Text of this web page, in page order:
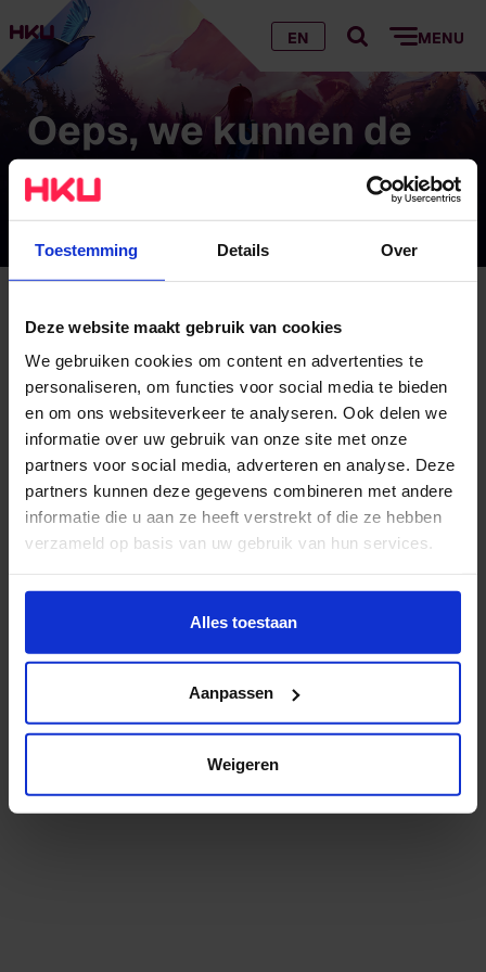
Toestemming Details Over
Deze website maakt gebruik van cookies
We gebruiken cookies om content en advertenties te
personaliseren, om functies voor social media te bieden
en om ons websiteverkeer te analyseren. Ook delen we
informatie over uw gebruik van onze site met onze
partners voor social media, adverteren en analyse. Deze
partners kunnen deze gegevens combineren met andere
informatie die u aan ze heeft verstrekt of die ze hebben
verzameld op basis van uw gebruik van hun services.
Wil je meer weten of de voorkeur aanpassen, bekijk dan
https://www.hku.nl/privacy-statement-en-
Alles toestaan
Aanpassen
Weigeren
EN MENU
Oeps, we kunnen de
pagina die je zoekt
niet vinden…
vinden…
Hoe komt dat?
Wij hebben de pagina verplaatst of verwijderd
Er zit een kleine typefout in het adres. Check je dit
even?
Bekijk het studieaanbod
Lees meer over onderzoek en expertise
zoekmachine.